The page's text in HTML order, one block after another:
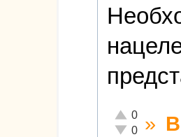
Отлично!
0
Неадекватно!
0 »